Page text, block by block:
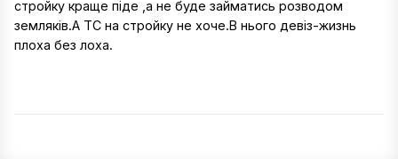
стройку краще піде ,а не буде займатись розводом
земляків.А ТС на стройку не хоче.В нього девіз-жизнь
плоха без лоха.